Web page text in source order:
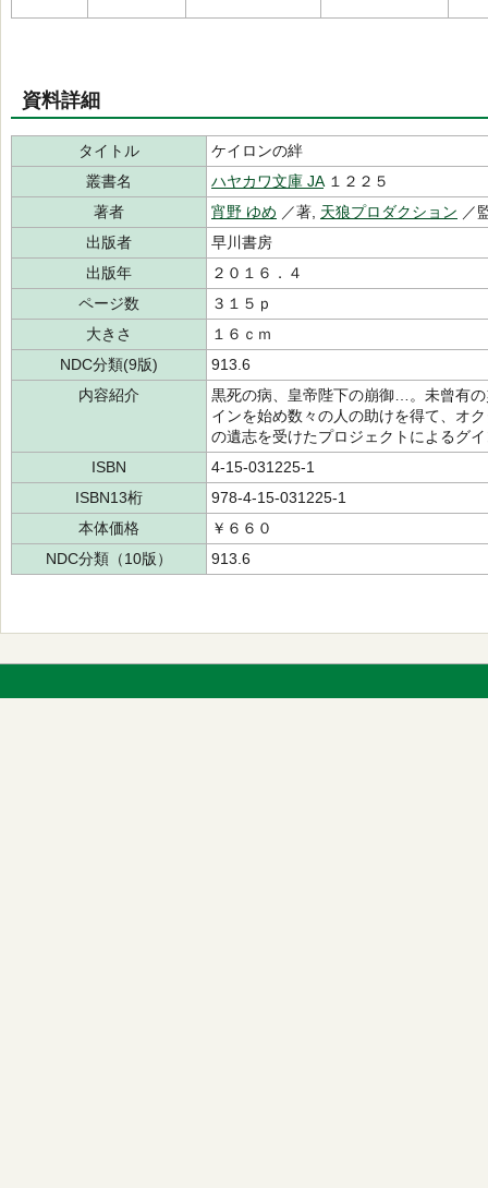
資料詳細
タイトル
ケイロンの絆
叢書名
ハヤカワ文庫 JA１２２５
著者
宵野 ゆめ ／著, 天狼プロダクション ／
出版者
早川書房
出版年
２０１６．４
ページ数
３１５ｐ
大きさ
１６ｃｍ
NDC分類(9版)
913.6
内容紹介
黒死の病、皇帝陛下の崩御…。未曾有
インを始め数々の人の助けを得て、オ
の遺志を受けたプロジェクトによるグ
ISBN
4-15-031225-1
ISBN13桁
978-4-15-031225-1
本体価格
￥６６０
NDC分類（10版）
913.6